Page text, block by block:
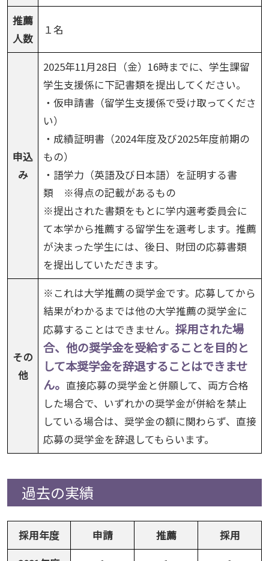
推薦
人数
１名
申込
み
2025年11月28日（金）16時までに、学生課留
学生支援係に下記書類を提出してください。
・仮申請書（留学生支援係で受け取ってくださ
い）
・成績証明書（2024年度及び2025年度前期の
もの）
・語学力（英語及び日本語）を証明する書
類 ※得点の記載があるもの
※提出された書類をもとに学内選考委員会に
て本学から推薦する留学生を選考します。推薦
が決まった学生には、後日、財団の応募書類
を提出していただきます。
その
他
※これは大学推薦の奨学金です。応募してから
結果がわかるまでは他の大学推薦の奨学金に
応募することはできません。 採用された場
合、他の奨学金を受給することを目的と
して本奨学金を辞退することはできませ
ん。 直接応募の奨学金と併願して、両方合格
した場合で、いずれかの奨学金が併給を禁止
している場合は、奨学金の額に関わらず、直接
応募の奨学金を辞退してもらいます。
過去の実績
採用年度 申請 推薦
採用